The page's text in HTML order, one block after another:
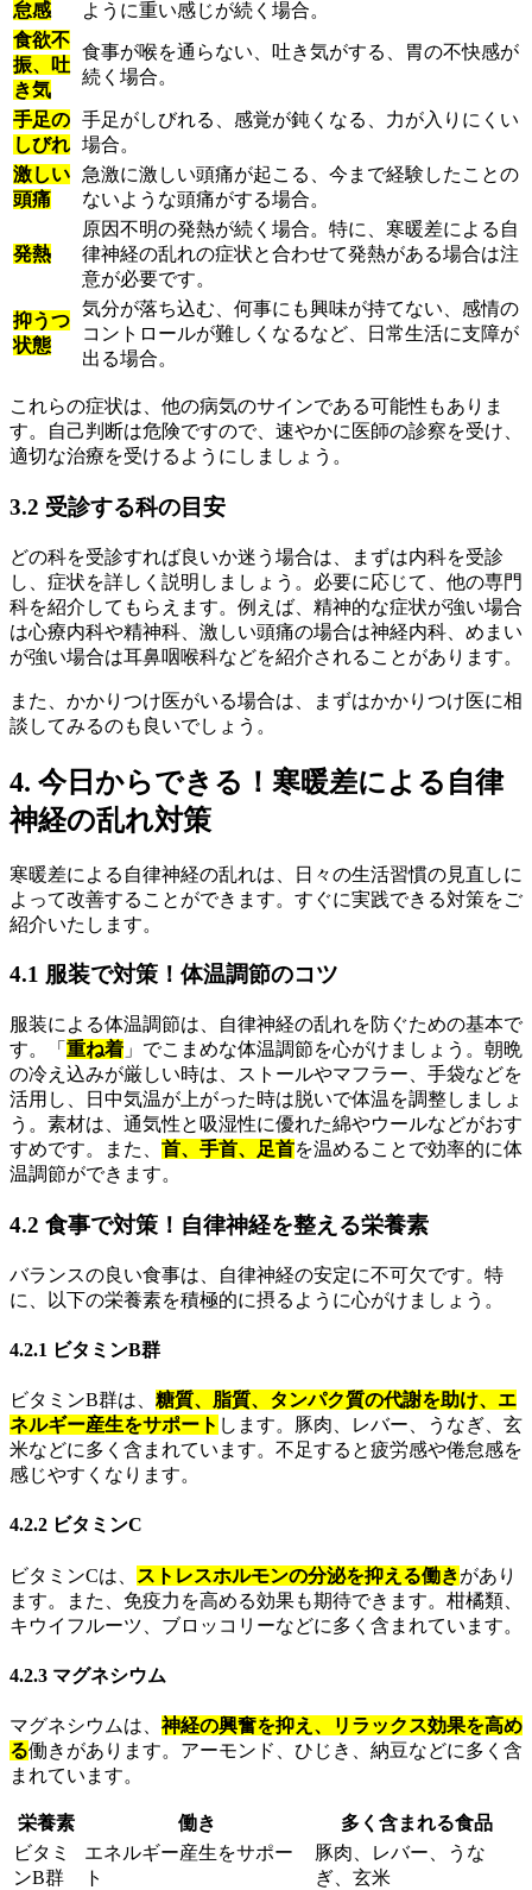
怠感
ように重い感じが続く場合。
食欲不
振、吐
き気
食事が喉を通らない、吐き気がする、胃の不快感が
続く場合。
手足の
しびれ
手足がしびれる、感覚が鈍くなる、力が入りにくい
場合。
激しい
頭痛
急激に激しい頭痛が起こる、今まで経験したことの
ないような頭痛がする場合。
発熱
原因不明の発熱が続く場合。特に、寒暖差による自
律神経の乱れの症状と合わせて発熱がある場合は注
意が必要です。
抑うつ
状態
気分が落ち込む、何事にも興味が持てない、感情の
コントロールが難しくなるなど、日常生活に支障が
出る場合。
これらの症状は、他の病気のサインである可能性もありま
す。自己判断は危険ですので、速やかに医師の診察を受け、
適切な治療を受けるようにしましょう。
3.2 受診する科の目安
どの科を受診すれば良いか迷う場合は、まずは内科を受診
し、症状を詳しく説明しましょう。必要に応じて、他の専門
科を紹介してもらえます。例えば、精神的な症状が強い場合
は心療内科や精神科、激しい頭痛の場合は神経内科、めまい
が強い場合は耳鼻咽喉科などを紹介されることがあります。
また、かかりつけ医がいる場合は、まずはかかりつけ医に相
談してみるのも良いでしょう。
4. 今日からできる！寒暖差による自律
神経の乱れ対策
寒暖差による自律神経の乱れは、日々の生活習慣の見直しに
よって改善することができます。すぐに実践できる対策をご
紹介いたします。
4.1 服装で対策！体温調節のコツ
服装による体温調節は、自律神経の乱れを防ぐための基本で
す。「 重ね着 」でこまめな体温調節を心がけましょう。朝晩
の冷え込みが厳しい時は、ストールやマフラー、手袋などを
活用し、日中気温が上がった時は脱いで体温を調整しましょ
う。素材は、通気性と吸湿性に優れた綿やウールなどがおす
すめです。また、 首、手首、足首を温めることで効率的に体
温調節ができます。
4.2 食事で対策！自律神経を整える栄養素
バランスの良い食事は、自律神経の安定に不可欠です。特
に、以下の栄養素を積極的に摂るように心がけましょう。
4.2.1 ビタミンB群
ビタミンB群は、 糖質、脂質、タンパク質の代謝を助け、エ
ネルギー産生をサポート します。豚肉、レバー、うなぎ、玄
米などに多く含まれています。不足すると疲労感や倦怠感を
感じやすくなります。
4.2.2 ビタミンC
ビタミンCは、 ストレスホルモンの分泌を抑える働きがあり
ます。また、免疫力を高める効果も期待できます。柑橘類、
キウイフルーツ、ブロッコリーなどに多く含まれています。
4.2.3 マグネシウム
マグネシウムは、神経の興奮を抑え、リラックス効果を高め
る働きがあります。アーモンド、ひじき、納豆などに多く含
まれています。
栄養素 働き
多く含まれる食品
ビタミ
ンB群
エネルギー産生をサポー
ト
豚肉、レバー、うな
ぎ、玄米